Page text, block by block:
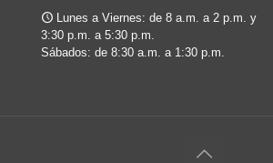
Lunes a Viernes: de 8 a.m. a 2 p.m. y
3:30 p.m. a 5:30 p.m.
Sábados: de 8:30 a.m. a 1:30 p.m.